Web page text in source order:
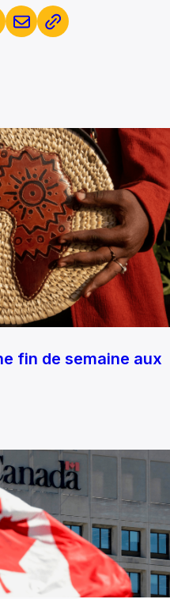
fin de semaine aux